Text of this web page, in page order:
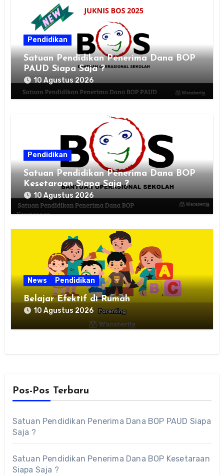
Pendidikan
Satuan Pendidikan Penerima Dana BOP
PAUD Siapa Saja ?
10 Agustus 2026
Pendidikan
Satuan Pendidikan Penerima Dana BOP
Kesetaraan Siapa Saja ?
10 Agustus 2026
News Pendidikan
Belajar Efektif di Rumah
10 Agustus 2026
Pos-Pos Terbaru
Satuan Pendidikan Penerima Dana BOP PAUD Siapa
Saja ?
Satuan Pendidikan Penerima Dana BOP Kesetaraan
Siapa Saja ?